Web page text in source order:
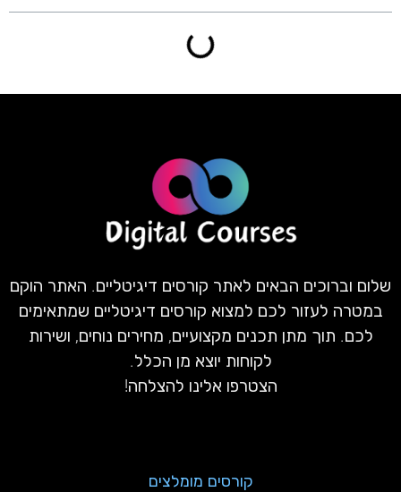
שלום וברוכים הבאים לאתר קורסים דיגיטליים. האתר הוקם
במטרה לעזור לכם למצוא קורסים דיגיטליים שמתאימים
לכם. תוך מתן תכנים מקצועיים, מחירים נוחים, ושירות
לקוחות יוצא מן הכלל.
הצטרפו אלינו להצלחה!
קורסים מומלצים